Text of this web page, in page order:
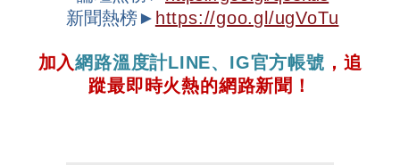
新聞熱榜► https://goo.gl/ugVoTu
加入網路溫度計LINE、 IG官方帳號 ，追
蹤最即時火熱的網路新聞！